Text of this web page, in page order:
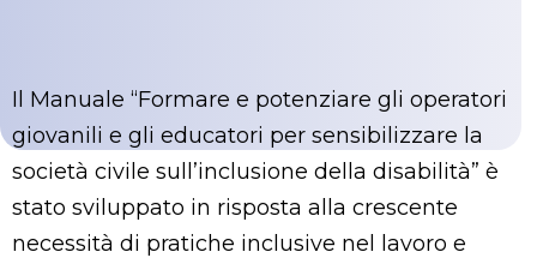
Il Manuale “Formare e potenziare gli operatori
giovanili e gli educatori per sensibilizzare la
società civile sull’inclusione della disabilità” è
stato sviluppato in risposta alla crescente
necessità di pratiche inclusive nel lavoro e